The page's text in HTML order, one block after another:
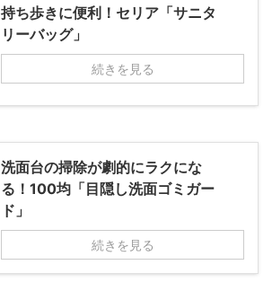
持ち歩きに便利！セリア「サニタ
リーバッグ」
続きを見る
洗面台の掃除が劇的にラクにな
る！100均「目隠し洗面ゴミガー
ド」
続きを見る